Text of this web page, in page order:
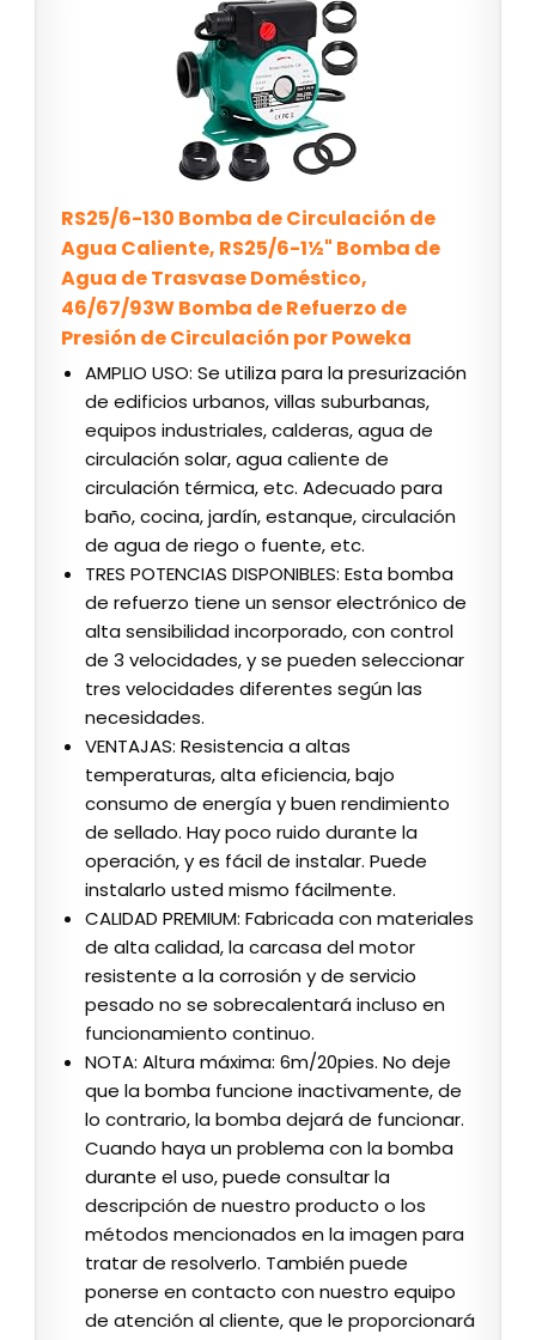
RS25/6-130 Bomba de Circulación de
Agua Caliente, RS25/6-1½" Bomba de
Agua de Trasvase Doméstico,
46/67/93W Bomba de Refuerzo de
Presión de Circulación por Poweka
AMPLIO USO: Se utiliza para la presurización
de edificios urbanos, villas suburbanas,
equipos industriales, calderas, agua de
circulación solar, agua caliente de
circulación térmica, etc. Adecuado para
baño, cocina, jardín, estanque, circulación
de agua de riego o fuente, etc.
TRES POTENCIAS DISPONIBLES: Esta bomba
de refuerzo tiene un sensor electrónico de
alta sensibilidad incorporado, con control
de 3 velocidades, y se pueden seleccionar
tres velocidades diferentes según las
necesidades.
VENTAJAS: Resistencia a altas
temperaturas, alta eficiencia, bajo
consumo de energía y buen rendimiento
de sellado. Hay poco ruido durante la
operación, y es fácil de instalar. Puede
instalarlo usted mismo fácilmente.
CALIDAD PREMIUM: Fabricada con materiales
de alta calidad, la carcasa del motor
resistente a la corrosión y de servicio
pesado no se sobrecalentará incluso en
funcionamiento continuo.
NOTA: Altura máxima: 6m/20pies. No deje
que la bomba funcione inactivamente, de
lo contrario, la bomba dejará de funcionar.
Cuando haya un problema con la bomba
durante el uso, puede consultar la
descripción de nuestro producto o los
métodos mencionados en la imagen para
tratar de resolverlo. También puede
ponerse en contacto con nuestro equipo
de atención al cliente, que le proporcionará